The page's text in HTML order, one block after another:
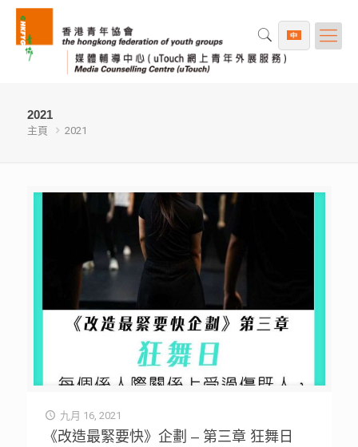
2021
主頁 2021
九月 16, 2021
《改造最緊要快》企劃 – 第三章 狂舞日